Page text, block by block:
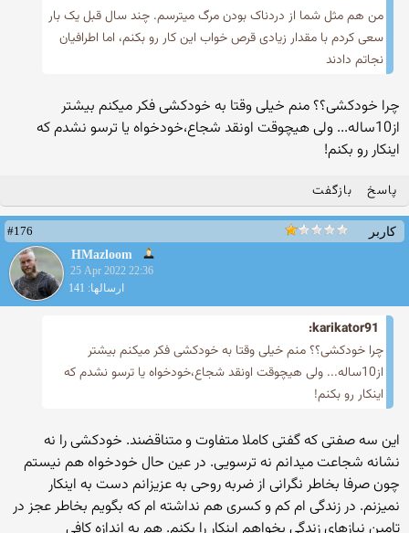
من هم مثل شما از دردناک بودن مرگ میترسم. چند سال قبل یک بار
سعی کردم با مقدار زیادی قرص خواب این کار رو بکنم، اما اطرافیان
نجاتم دادند
چرا خودکشی؟؟ منم خیلی وقتا به خودکشی فکر میکنم بیشتر
از10ساله... ولی هیچوقت اونقد شجاع،خودخواه یا ترسو نشدم که
اینکار رو بکنم!
پاسخ بازگفت
کاربر
#176
HMazloom
25 Apr 2022 22:36
ارسالها: 141
karikator91:
چرا خودکشی؟؟ منم خیلی وقتا به خودکشی فکر میکنم بیشتر
از10ساله... ولی هیچوقت اونقد شجاع،خودخواه یا ترسو نشدم که
اینکار رو بکنم!
این سه صفتی که گفتی کاملا متفاوت و متناقضند. خودکشی را نه
نشانه شجاعت میدانم نه ترسویی. در عین حال خودخواه هم نیستم
چون صرفا بخاطر نگرانی از ضربه روحی به عزیزانم دست به اینکار
نمیزنم. در زندگی ام کم و کسری هم نداشته ام که بگویم بخاطر عجز در